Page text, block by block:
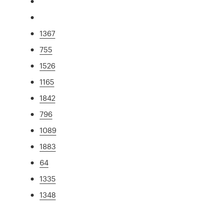
1367
755
1526
1165
1842
796
1089
1883
64
1335
1348